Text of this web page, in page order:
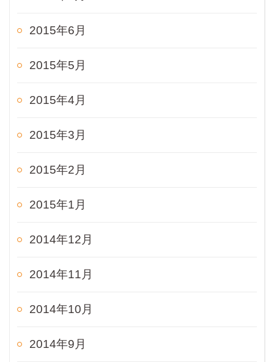
2015年6月
2015年5月
2015年4月
2015年3月
2015年2月
2015年1月
2014年12月
2014年11月
2014年10月
2014年9月